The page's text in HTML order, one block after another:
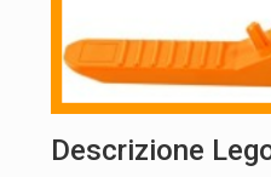
Descrizione